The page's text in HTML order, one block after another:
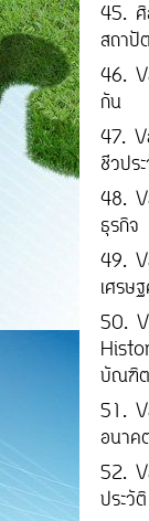
45. ศิ
สถาปั
46.
กัน
47.
ชีวปร
48.
ธุรกิจ
49.
เศรษ
50.
บัณฑิต
51.
อนาค
52.
ประวัติ